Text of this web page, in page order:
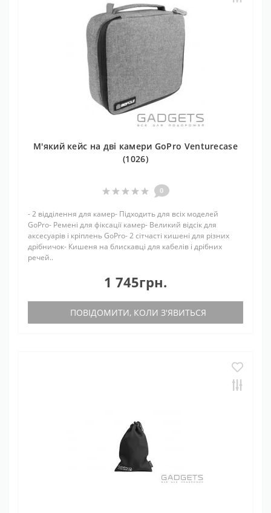
М'який кейс на дві камери GoPro Venturecase
(1026)
0
- 2 відділення для камер- Підходить для всіх моделей
GoPro- Ремені для фіксації камер- Великий відсік для
аксесуарів і кріплень GoPro- 2 сітчасті кишені для різних
дрібничок- Кишеня на блискавці для кабелів і дрібних
речей..
1 745грн.
ПОВІДОМИТИ, КОЛИ З'ЯВИТЬСЯ